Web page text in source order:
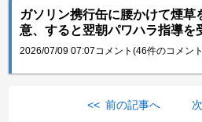
ガソリン携行缶に腰かけて煙草
意、すると翌朝パワハラ指導
2026/07/09 07:07コメント(46件のコメン
<< 前の記事へ